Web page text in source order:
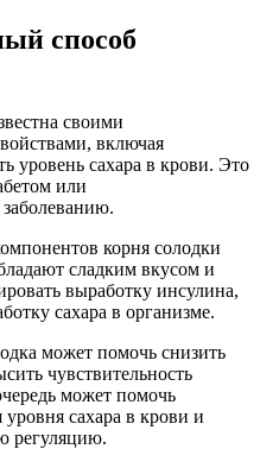
способ
своими
включая
уровень сахара в крови. Это
или
корня солодки
сладким вкусом и
выработку инсулина,
сахара в организме.
может помочь снизить
чувствительность
может помочь
уровня сахара в крови и
регуляцию.